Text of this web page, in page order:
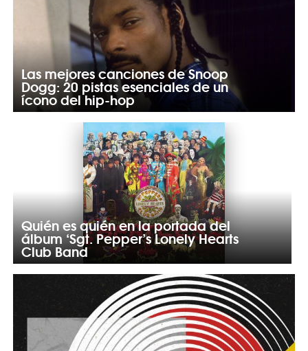
Las mejores canciones de Snoop
Dogg: 20 pistas esenciales de un
ícono del hip-hop
Quién es quién en la portada del
álbum ‘Sgt. Pepper’s Lonely Hearts
Club Band